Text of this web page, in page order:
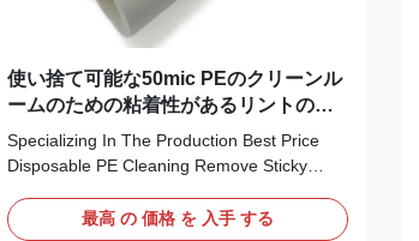
使い捨て可能な50mic PEのクリーンル
ームのための粘着性があるリントの除
去剤のローラー
Specializing In The Production Best Price
Disposable PE Cleaning Remove Sticky
sheets are pre-perforated and can be easily
最高 の 価格 を 入手 する